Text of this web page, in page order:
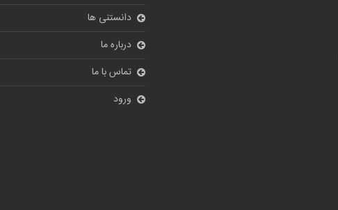
دانستنی ها
درباره ما
تماس با ما
ورود